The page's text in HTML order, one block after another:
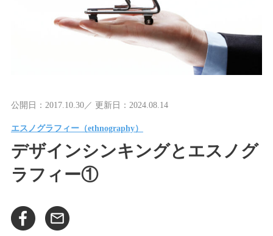
公開日：2017.10.30／ 更新日：2024.08.14
エスノグラフィー（ethnography）
デザインシンキングとエスノグ
ラフィー①